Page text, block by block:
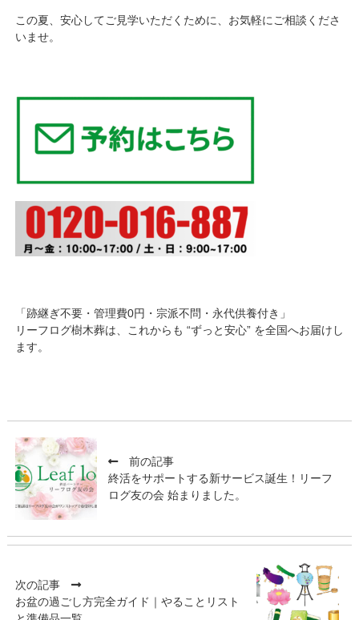
この夏、安心してご見学いただくために、お気軽にご相談くださ
いませ。
「跡継ぎ不要・管理費0円・宗派不問・永代供養付き」
リーフログ樹木葬は、これからも “ずっと安心” を全国へお届けし
ます。
前の記事
終活をサポートする新サービス誕生！リーフ
ログ友の会 始まりました。
次の記事
お盆の過ごし方完全ガイド｜やることリスト